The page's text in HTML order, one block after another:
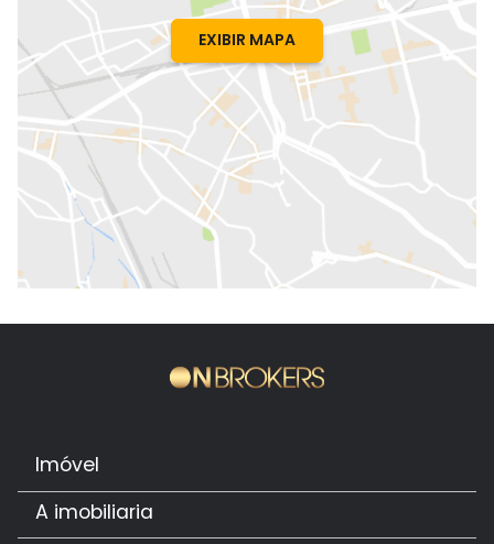
EXIBIR MAPA
Imóvel
A imobiliaria